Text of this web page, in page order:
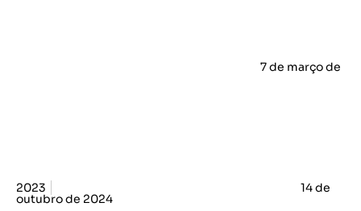
7 de março de
2023 14 de
outubro de 2024